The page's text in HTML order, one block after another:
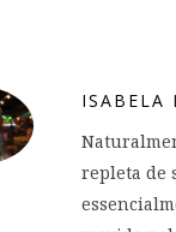
ISABELA
repleta de